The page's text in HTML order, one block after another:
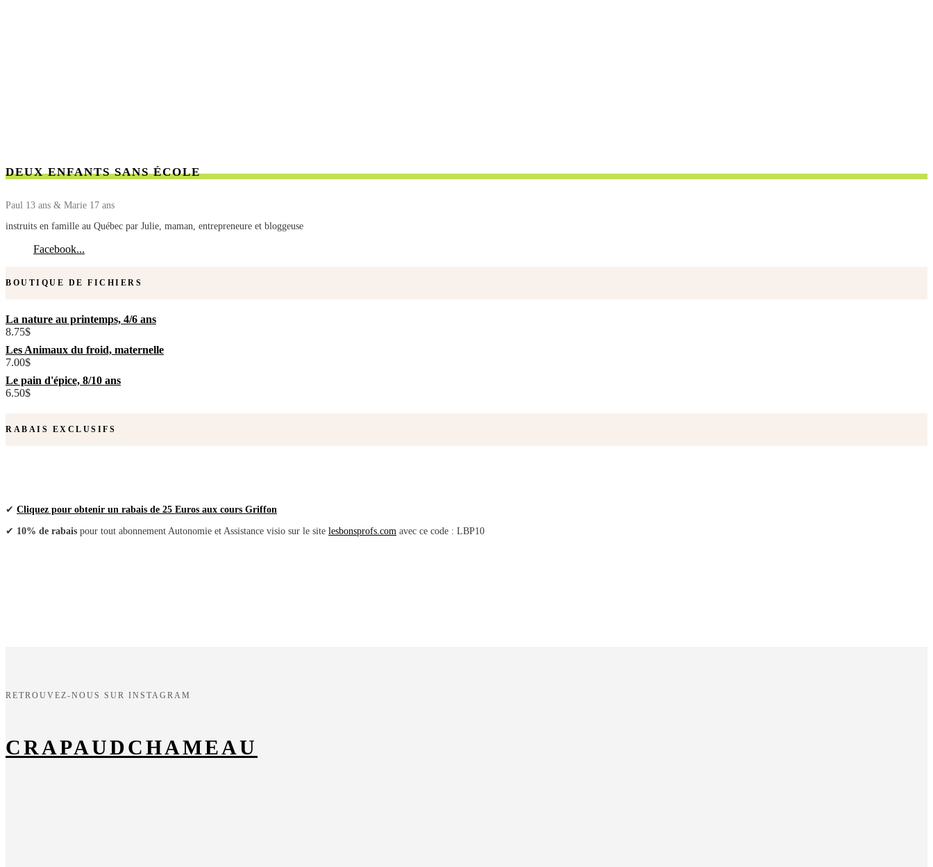
DEUX ENFANTS SANS ÉCOLE
Paul 13 ans & Marie 17 ans
instruits en famille au Québec par Julie, maman, entrepreneure et bloggeuse
Facebook...
BOUTIQUE DE FICHIERS
La nature au printemps, 4/6 ans
8.75$
Les Animaux du froid, maternelle
7.00$
Le pain d'épice, 8/10 ans
6.50$
RABAIS EXCLUSIFS
✔ Cliquez pour obtenir un rabais de 25 Euros aux cours Griffon
✔ 10% de rabais pour tout abonnement Autonomie et Assistance visio sur le site lesbonsprofs.com avec ce code : LBP10
RETROUVEZ-NOUS SUR INSTAGRAM
CRAPAUDCHAMEAU